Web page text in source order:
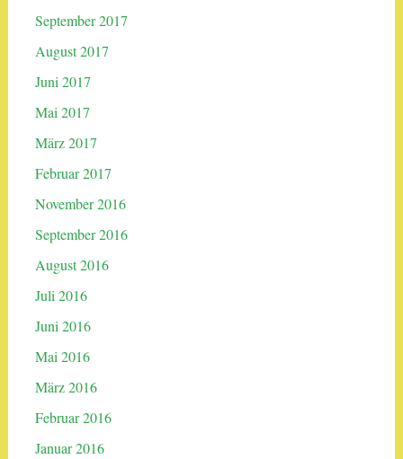
September 2017
August 2017
Juni 2017
Mai 2017
März 2017
Februar 2017
November 2016
September 2016
August 2016
Juli 2016
Juni 2016
Mai 2016
März 2016
Februar 2016
Januar 2016